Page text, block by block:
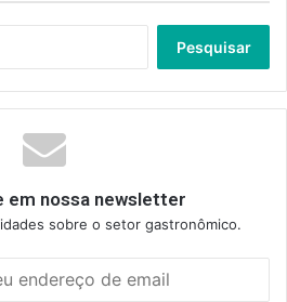
em nossa newsletter
sobre o setor gastronômico.